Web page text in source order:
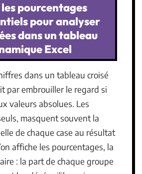
pourcentages
pour analyser
dans un tableau
Excel
dans un tableau croisé
par embrouiller le regard si
valeurs absolues. Les
masquent souvent la
de chaque case au résultat
affiche les pourcentages, la
: la part de chaque groupe